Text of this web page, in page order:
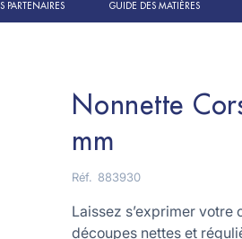
PARTENAIRES GUIDE DES MATIÈRES
Nonnette
mm
Réf. 883930
Laissez s’exprimer votre
découpes nettes et